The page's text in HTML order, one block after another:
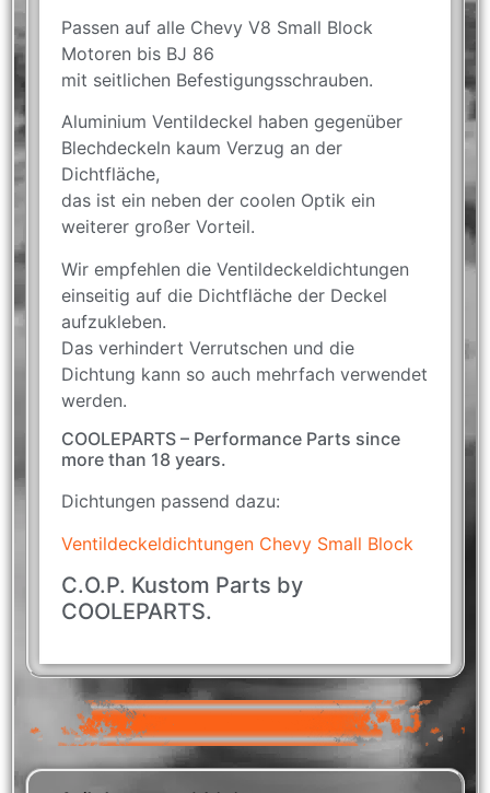
Passen auf alle Chevy V8 Small Block
Motoren bis BJ 86
mit seitlichen Befestigungsschrauben.
Aluminium Ventildeckel haben gegenüber
Blechdeckeln kaum Verzug an der
Dichtfläche,
das ist ein neben der coolen Optik ein
weiterer großer Vorteil.
Wir empfehlen die Ventildeckeldichtungen
einseitig auf die Dichtfläche der Deckel
aufzukleben.
Das verhindert Verrutschen und die
Dichtung kann so auch mehrfach verwendet
werden.
COOLEPARTS – Performance Parts since
more than 18 years.
Dichtungen passend dazu:
Ventildeckeldichtungen Chevy Small Block
C.O.P. Kustom Parts by
COOLEPARTS.